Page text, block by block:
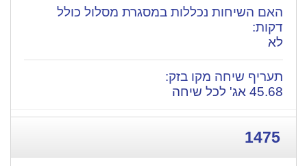
לא
45.68 אג' לכל שיחה
1475